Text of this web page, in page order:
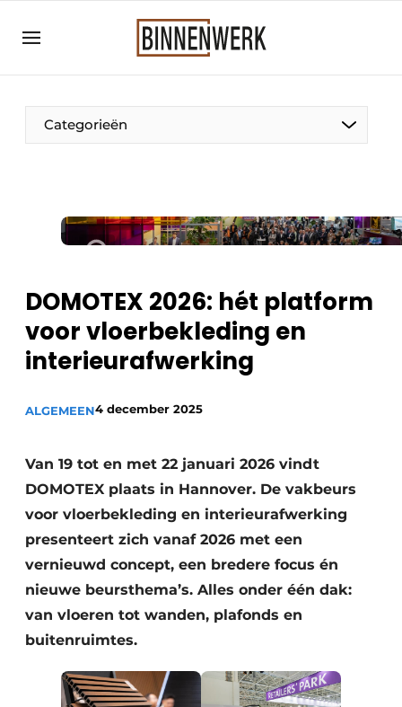
Aanmelden
Bedrijven
Binnenwerk | Hét magazine voor de
Direct contact
Meest gelezen
Nieuwsbrief
Podcasts
Vacature aanmelden
Video’s
Categorieën
DOMOTEX 2026: hét platform
voor vloerbekleding en
interieurafwerking
ALGEMEEN4 december 2025
Van 19 tot en met 22 januari 2026 vindt
DOMOTEX plaats in Hannover. De vakbeurs
voor vloerbekleding en interieurafwerking
presenteert zich vanaf 2026 met een
vernieuwd concept, een bredere focus én
nieuwe beursthema’s. Alles onder één dak:
van vloeren tot wanden, plafonds en
buitenruimtes.